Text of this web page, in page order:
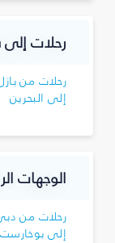
رحلات
رحلات من
إلى البحرين
الوجهات
رحلات من
إلى بوخارست